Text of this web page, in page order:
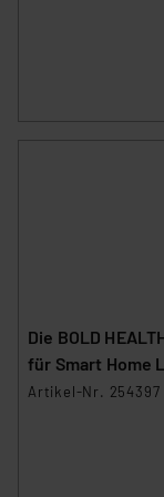
Die BOLD
für Smart Home
Artikel-Nr. 254397